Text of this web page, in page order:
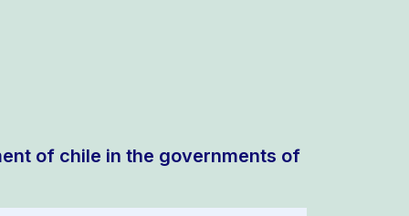
of chile in the governments of